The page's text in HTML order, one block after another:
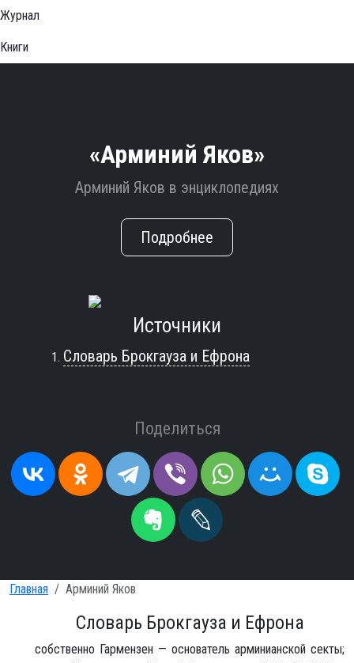
Журнал
Книги
«Арминий Яков»
Арминий Яков в энциклопедиях
Подробнее
Источники
Словарь Брокгауза и Ефрона
Поделиться
Главная Арминий Яков
Словарь Брокгауза и Ефрона
собственно Гармензен — основатель арминианской секты;